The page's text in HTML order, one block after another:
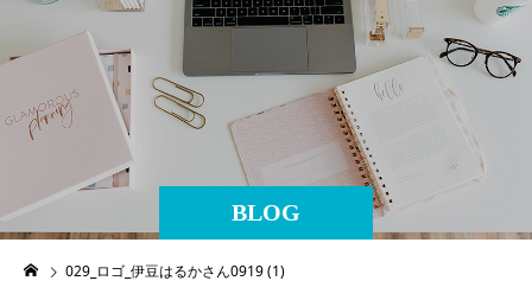
BLOG
029_ロゴ_伊豆はるかさん0919 (1)